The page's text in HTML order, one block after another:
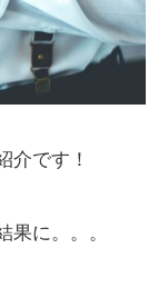
介です！
果に。。。